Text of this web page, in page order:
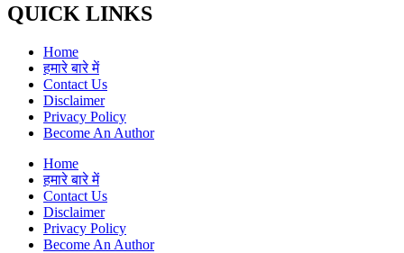
QUICK LINKS
Home
हमारे बारे में
Contact Us
Disclaimer
Privacy Policy
Become An Author
Home
हमारे बारे में
Contact Us
Disclaimer
Privacy Policy
Become An Author